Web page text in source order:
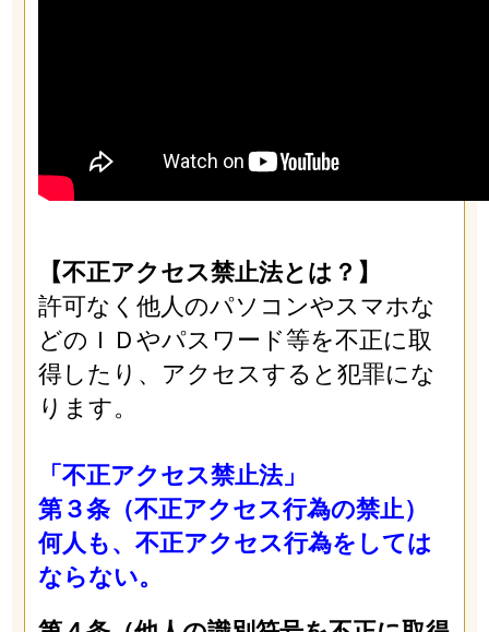
【不正アクセス禁止法とは？】
許可なく他人のパソコンやスマホな
どのＩＤやパスワード等を不正に取
得したり、アクセスすると犯罪にな
ります。
「不正アクセス禁止法」
第３条（不正アクセス行為の禁止）
何人も、不正アクセス行為をしては
ならない。